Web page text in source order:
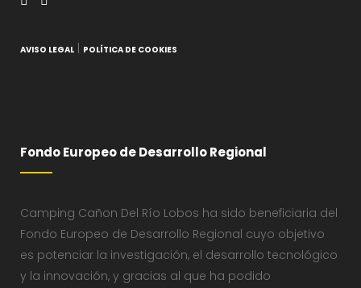
AVISO LEGAL POLÍTICA DE COOKIES
Fondo Europeo de Desarrollo Regional
Camping Cañon Del Río Lobos ha sido beneficiaria del
Fondo Europeo de Desarrollo Regional cuyo objetivo
es potenciar la investigación, el desarrollo tecnológico
y la innovación, y gracias al que ha podido